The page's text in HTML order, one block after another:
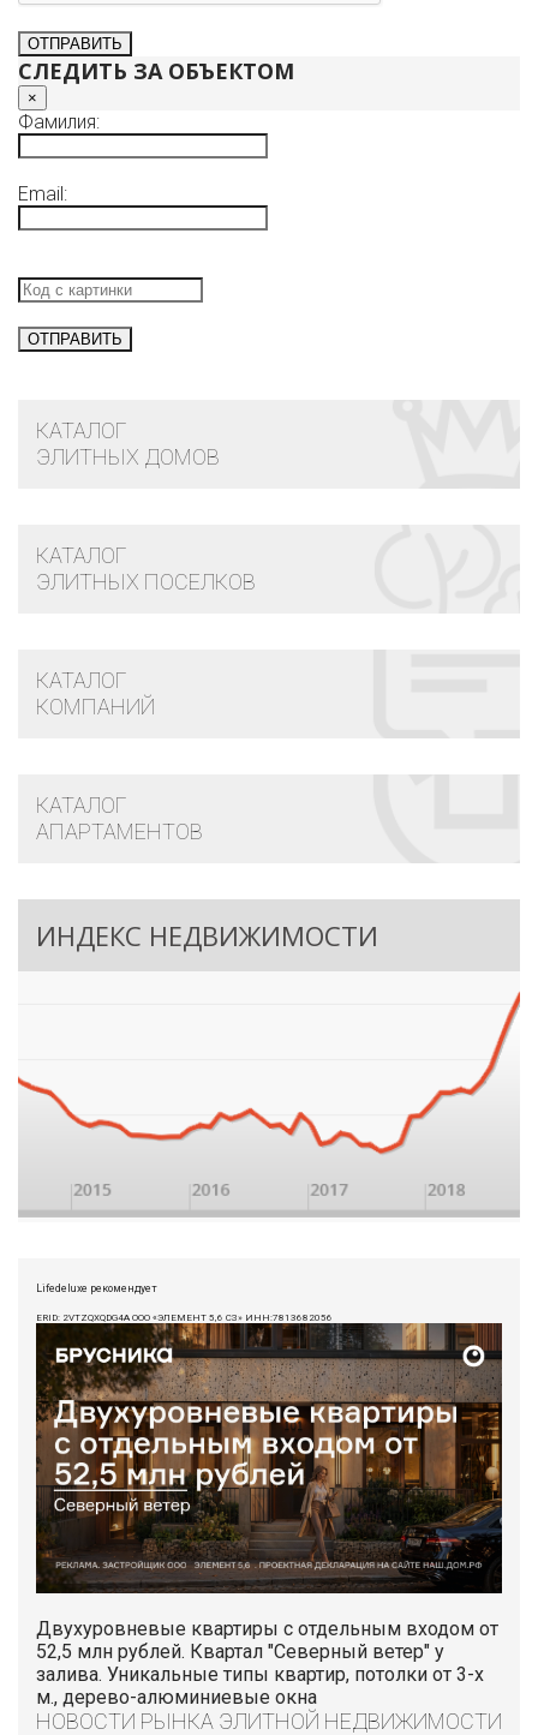
СЛЕДИТЬ ЗА ОБЪЕКТОМ
×
Фамилия:
Email:
КАТАЛОГ
ЭЛИТНЫХ ДОМОВ
КАТАЛОГ
ЭЛИТНЫХ ПОСЕЛКОВ
КАТАЛОГ
КОМПАНИЙ
КАТАЛОГ
АПАРТАМЕНТОВ
ИНДЕКС НЕДВИЖИМОСТИ
Lifedeluxe рекомендует
ERID: 2VTZQXQDG4A ООО «ЭЛЕМЕНТ 5,6 СЗ» ИНН:7813682056
Двухуровневые квартиры с отдельным входом от
52,5 млн рублей. Квартал "Северный ветер" у
залива. Уникальные типы квартир, потолки от 3-х
м., дерево-алюминиевые окна
НОВОСТИ РЫНКА ЭЛИТНОЙ НЕДВИЖИМОСТИ